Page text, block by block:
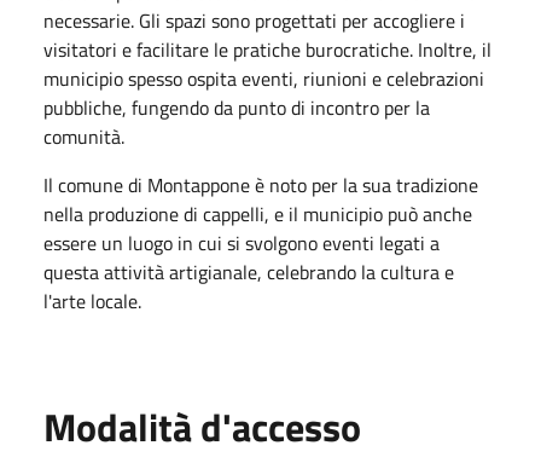
necessarie. Gli spazi sono progettati per accogliere i
visitatori e facilitare le pratiche burocratiche. Inoltre, il
municipio spesso ospita eventi, riunioni e celebrazioni
pubbliche, fungendo da punto di incontro per la
comunità.
Il comune di Montappone è noto per la sua tradizione
nella produzione di cappelli, e il municipio può anche
essere un luogo in cui si svolgono eventi legati a
questa attività artigianale, celebrando la cultura e
l'arte locale.
Modalità d'accesso